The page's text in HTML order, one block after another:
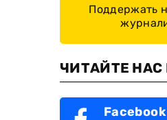
Поддержать
ЧИТАЙТЕ НАС
Facebook